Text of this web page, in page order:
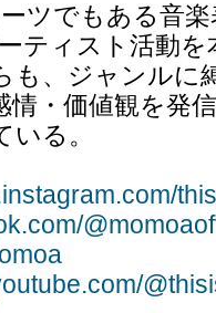
ツでもある音
ティスト活動
も、ジャンルに
・価値観を発
る。